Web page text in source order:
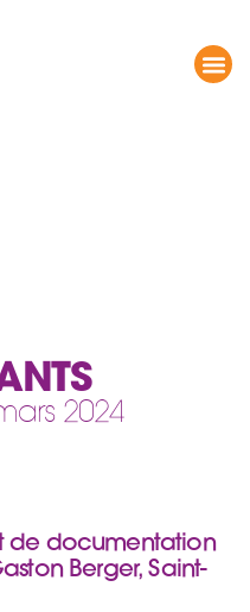
2024
de documentation
Berger, Saint-